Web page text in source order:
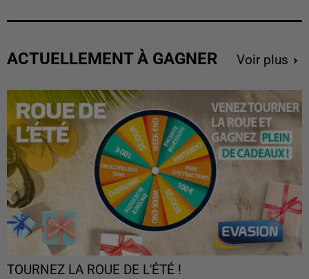
ACTUELLEMENT À GAGNER Voir plus
TOURNEZ LA ROUE DE L'ÉTÉ !